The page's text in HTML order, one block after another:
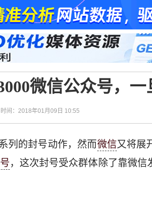
微信公众号，
| 时间：2018年01月09日 10:55
列的封号动作，然而微信又将展
，这次封号受众群体除了靠微信